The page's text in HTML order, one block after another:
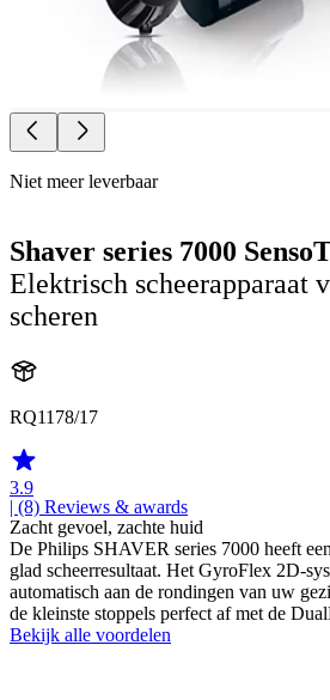
Niet meer leverbaar
Shaver series 7000
Elektrisch scheerapparaat
scheren
RQ1178/17
3.9
| (8) Reviews & awards
Zacht gevoel, zachte huid
De Philips SHAVER series 7000 heeft
glad scheerresultaat. Het GyroFlex 2D-
automatisch aan de rondingen van uw
de kleinste stoppels perfect af met de
Bekijk alle voordelen